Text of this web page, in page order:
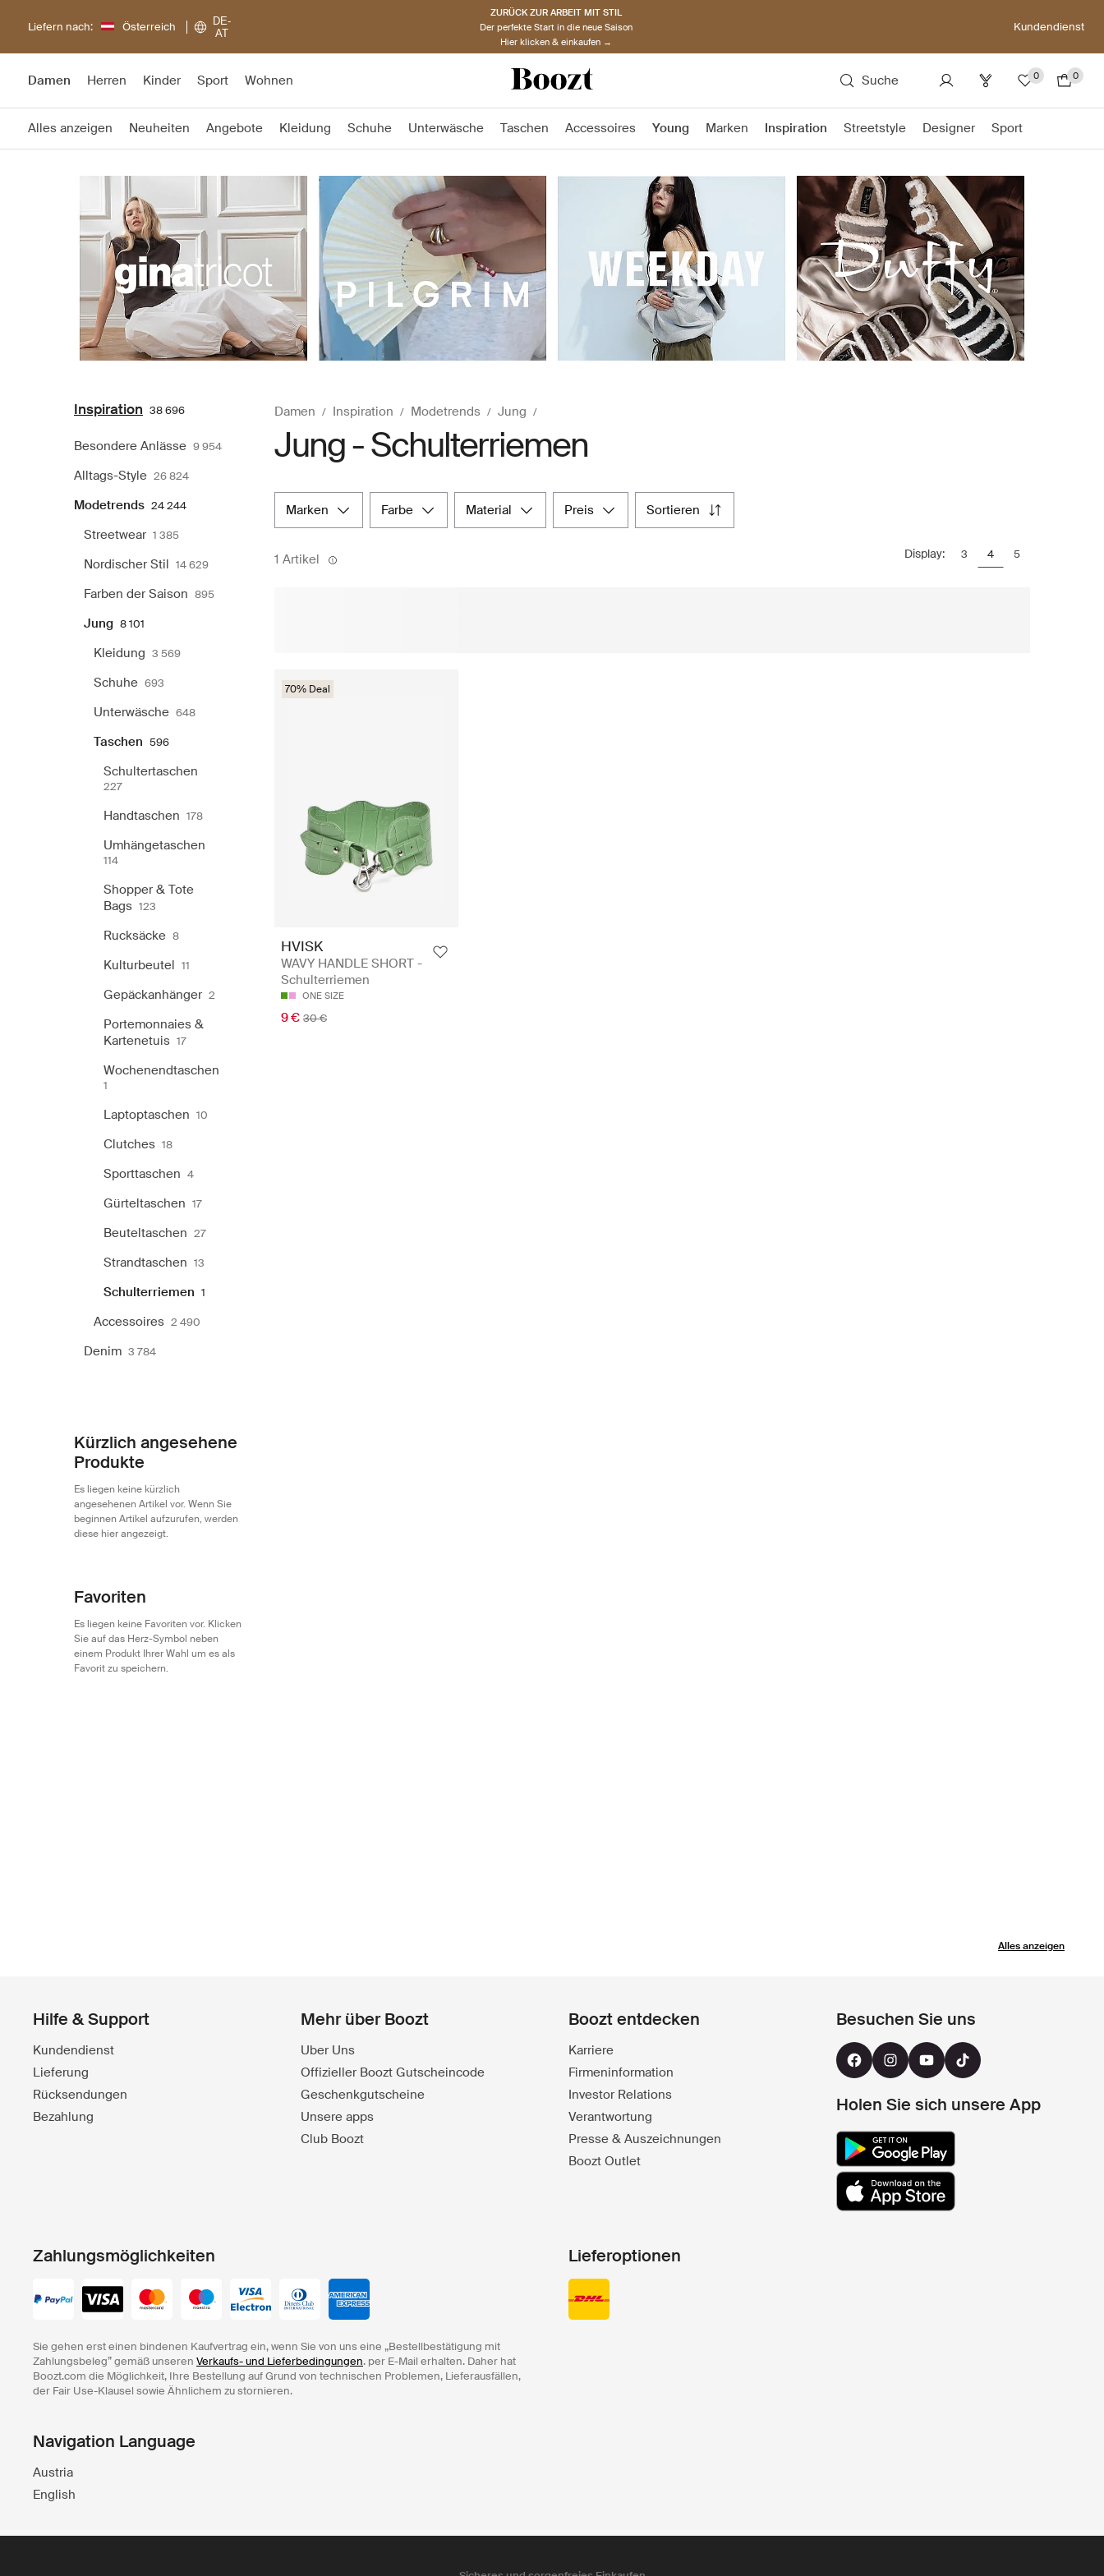
Liefern nach: Österreich
DE-
AT
ZURÜCK ZUR ARBEIT MIT STIL
Der perfekte Start in die neue Saison
Hier klicken & einkaufen →
Kundendienst
Damen Herren Kinder Sport Wohnen Suche 0 0
Alles anzeigen Neuheiten Angebote Kleidung Schuhe Unterwäsche Taschen Accessoires Young Marken Inspiration Streetstyle Designer Sport
Inspiration 38 696
Besondere Anlässe 9 954
Alltags-Style 26 824
Modetrends 24 244
Streetwear 1 385
Nordischer Stil 14 629
Farben der Saison 895
Jung 8 101
Kleidung 3 569
Schuhe 693
Unterwäsche 648
Taschen 596
Schultertaschen
227
Handtaschen 178
Umhängetaschen
114
Shopper & Tote
Bags 123
Rucksäcke 8
Kulturbeutel 11
Gepäckanhänger 2
Portemonnaies &
Kartenetuis 17
Wochenendtaschen
1
Laptoptaschen 10
Clutches 18
Sporttaschen 4
Gürteltaschen 17
Beuteltaschen 27
Strandtaschen 13
Schulterriemen 1
Accessoires 2 490
Denim 3 784
Kürzlich angesehene
Produkte
Es liegen keine kürzlich
angesehenen Artikel vor. Wenn Sie
beginnen Artikel aufzurufen, werden
diese hier angezeigt.
Favoriten
Es liegen keine Favoriten vor. Klicken
Sie auf das Herz-Symbol neben
einem Produkt Ihrer Wahl um es als
Favorit zu speichern.
Damen Inspiration Modetrends Jung
Jung - Schulterriemen
marken farbe material preis sortieren
1 Artikel Display: 3 4 5
70% Deal
HVISK
WAVY HANDLE SHORT -
Schulterriemen
ONE SIZE
9 € 30 €
Alles anzeigen
Hilfe & Support
Kundendienst
Lieferung
Rücksendungen
Bezahlung
Mehr über Boozt
Uber Uns
Offizieller Boozt Gutscheincode
Geschenkgutscheine
Unsere apps
Club Boozt
Boozt entdecken
Karriere
Firmeninformation
Investor Relations
Verantwortung
Presse & Auszeichnungen
Boozt Outlet
Besuchen Sie uns
Holen Sie sich unsere App
Zahlungsmöglichkeiten
Sie gehen erst einen bindenen Kaufvertrag ein, wenn Sie von uns eine „Bestellbestätigung mit
Zahlungsbeleg” gemäß unseren Verkaufs- und Lieferbedingungen. per E-Mail erhalten. Daher hat
Boozt.com die Möglichkeit, Ihre Bestellung auf Grund von technischen Problemen, Lieferausfällen,
der Fair Use-Klausel sowie Ähnlichem zu stornieren.
Lieferoptionen
Navigation Language
Austria
English